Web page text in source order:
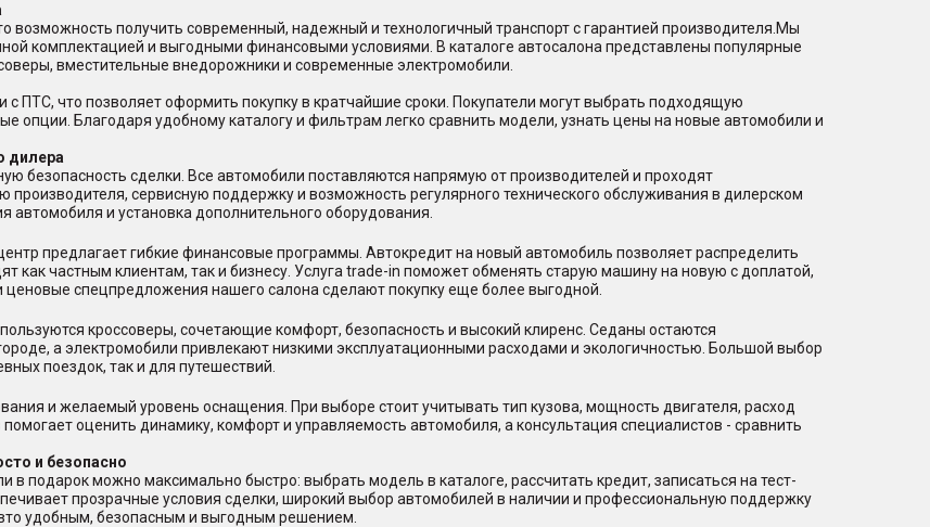
возможность получить современный, надежный и технологичный транспорт с гарантией производителя.Мы
комплектацией и выгодными финансовыми условиями. В каталоге автосалона представлены популярные
вместительные внедорожники и современные электромобили.
ПТС, что позволяет оформить покупку в кратчайшие сроки. Покупатели могут выбрать подходящую
опции. Благодаря удобному каталогу и фильтрам легко сравнить модели, узнать цены на новые автомобили и
дилера
безопасность сделки. Все автомобили поставляются напрямую от производителей и проходят
сервисную поддержку и возможность регулярного технического обслуживания в дилерском
и установка дополнительного оборудования.
предлагает гибкие финансовые программы. Автокредит на новый автомобиль позволяет распределить
как частным клиентам, так и бизнесу. Услуга trade-in поможет обменять старую машину на новую с доплатой,
спецпредложения нашего салона сделают покупку еще более выгодной.
кроссоверы, сочетающие комфорт, безопасность и высокий клиренс. Седаны остаются
а электромобили привлекают низкими эксплуатационными расходами и экологичностью. Большой выбор
поездок, так и для путешествий.
и желаемый уровень оснащения. При выборе стоит учитывать тип кузова, мощность двигателя, расход
оценить динамику, комфорт и управляемость автомобиля, а консультация специалистов - сравнить
и безопасно
в подарок можно максимально быстро: выбрать модель в каталоге, рассчитать кредит, записаться на тест-
прозрачные условия сделки, широкий выбор автомобилей в наличии и профессиональную поддержку
удобным, безопасным и выгодным решением.